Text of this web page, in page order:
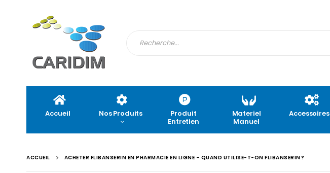
Accueil Nos Produits
Produit
Entretien
Materiel
Manuel
Accessoires
ACCUEIL ACHETER FLIBANSERIN EN PHARMACIE EN LIGNE – QUAND UTILISE-T-ON FLIBANSERIN ?